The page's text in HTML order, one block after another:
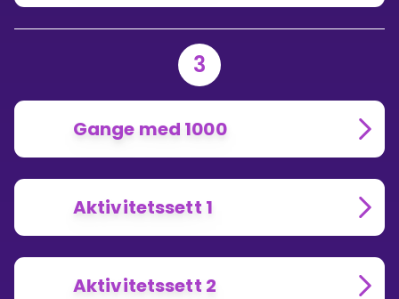
3
Gange med 1000
Aktivitetssett 1
Aktivitetssett 2